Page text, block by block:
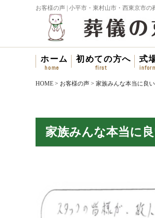
お客様の声 | 小平市・東村山市・西東京市
ホーム 初めての方へ 式
HOME > お客様の声 > 家族みんな本当に良
家族みんな本当に